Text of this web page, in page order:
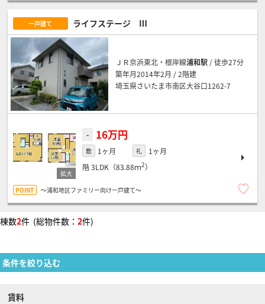
一戸建て ライフステージ Ⅲ
ＪＲ京浜東北・根岸線浦和駅 / 徒歩27分
築年月2014年2月 / 2階建
埼玉県さいたま市南区大谷口1262-7
- 16万円
敷 1ヶ月 礼
1ヶ月
階3LDK（83.88ｍ2）
～浦和地区ファミリー向け一戸建て～
棟数2件 (総物件数： 2件)
条件を絞り込む
賃料